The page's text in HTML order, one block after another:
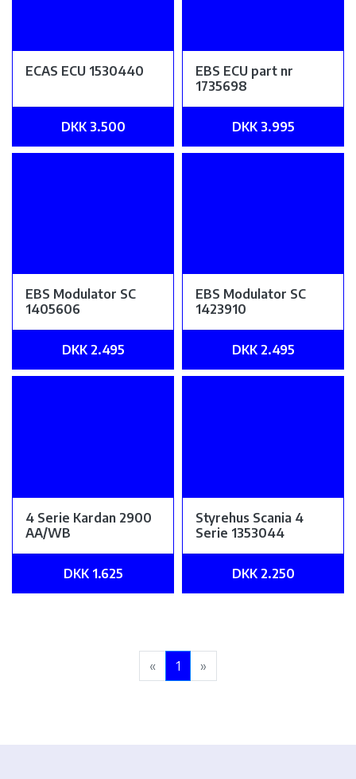
ECAS ECU 1530440
DKK 3.500
EBS ECU part nr
1735698
DKK 3.995
EBS Modulator SC
1405606
DKK 2.495
EBS Modulator SC
1423910
DKK 2.495
4 Serie Kardan 2900
AA/WB
DKK 1.625
Styrehus Scania 4
Serie 1353044
DKK 2.250
« 1 »